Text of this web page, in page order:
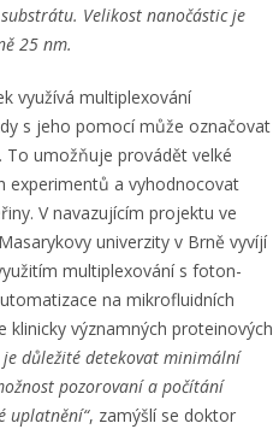
Velikost nanočástic je
25 nm.
využívá multiplexování
s jeho pomocí může označovat
umožňuje provádět velké
experimentů a vyhodnocovat
V navazujícím projektu ve
univerzity v Brně vyvíjí
multiplexování s foton-
na mikrofluidních
klinicky významných proteinových
je důležité detekovat minimální
pozorovaní a počítání
uplatnění“, zamýšlí se doktor